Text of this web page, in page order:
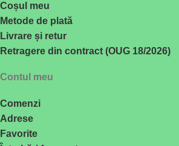
Coșul meu
Metode de plată
Livrare și retur
Retragere din contract (OUG 18/2026)
Contul meu
Comenzi
Adrese
Favorite